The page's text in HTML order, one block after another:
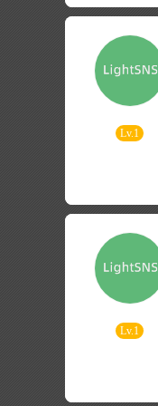
Lv.1
Lv.1